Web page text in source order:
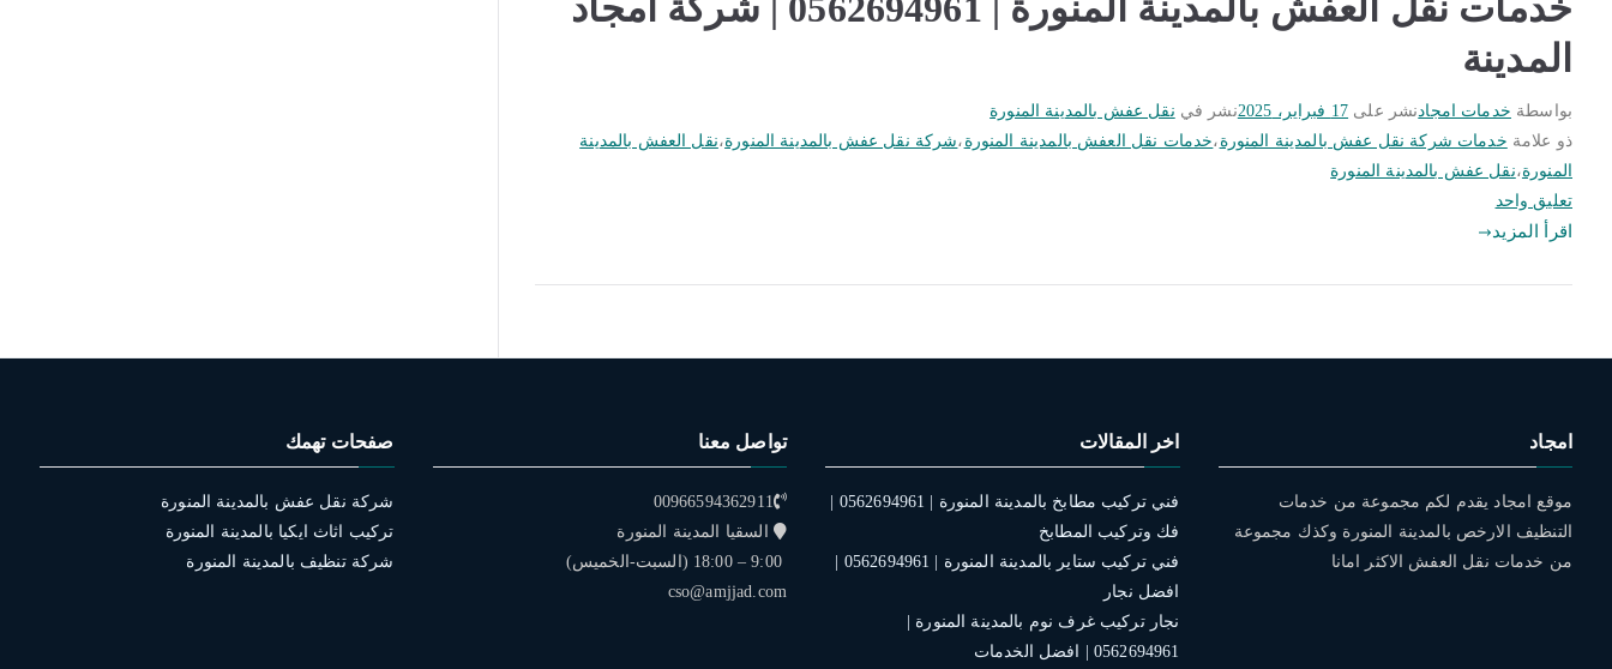
خدمات نقل العفش بالمدينة المنورة | 0562694961 | شركة امجاد
المدينة
بواسطة خدمات امجادنشر على 17 فبراير، 2025 نشر في نقل عفش بالمدينة المنورة
ذو علامة خدمات شركة نقل عفش بالمدينة المنورة ،خدمات نقل العفش بالمدينة المنورة ،شركة نقل عفش بالمدينة المنورة،نقل العفش بالمدينة
المنورة،نقل عفش بالمدينة المنورة
تعليق واحد
خدمات
العفش
شركة
امجاد
المدينة
اقرأ المزيد
امجاد
موقع امجاد يقدم لكم مجموعة من خدمات
التنظيف الارخص بالمدينة المنورة وكذك مجموعة
من خدمات نقل العفش الاكثر امانا
اخر المقالات
فك وتركيب المطابخ
افضل نجار
نجار تركيب غرف نوم بالمدينة المنورة |
0562694961 | افضل الخدمات
تواصل معنا
00966594362911
السقيا المدينة المنورة
9:00 – 18:00 (السبت-الخميس)
cso@amjjad.com
صفحات تهمك
شركة نقل عفش بالمدينة المنورة
تركيب اثاث ايكيا بالمدينة المنورة
شركة تنظيف بالمدينة المنورة